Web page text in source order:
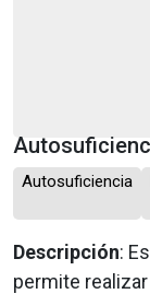
Autosuficiencia
Descripción:
permite